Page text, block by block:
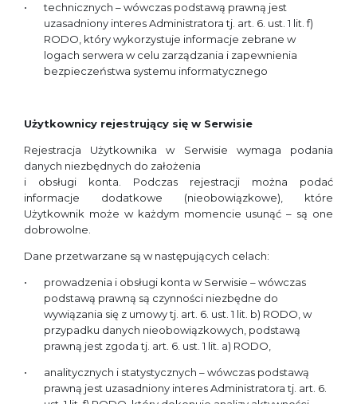
technicznych – wówczas podstawą prawną jest
uzasadniony interes Administratora tj. art. 6. ust. 1 lit. f)
RODO, który wykorzystuje informacje zebrane w
logach serwera w celu zarządzania i zapewnienia
bezpieczeństwa systemu informatycznego
Użytkownicy rejestrujący się w Serwisie
Rejestracja Użytkownika w Serwisie wymaga podania
danych niezbędnych do założenia
i obsługi konta. Podczas rejestracji można podać
informacje dodatkowe (nieobowiązkowe), które
Użytkownik może w każdym momencie usunąć – są one
dobrowolne.
Dane przetwarzane są w następujących celach:
prowadzenia i obsługi konta w Serwisie – wówczas
podstawą prawną są czynności niezbędne do
wywiązania się z umowy tj. art. 6. ust. 1 lit. b) RODO, w
przypadku danych nieobowiązkowych, podstawą
prawną jest zgoda tj. art. 6. ust. 1 lit. a) RODO,
analitycznych i statystycznych – wówczas podstawą
prawną jest uzasadniony interes Administratora tj. art. 6.